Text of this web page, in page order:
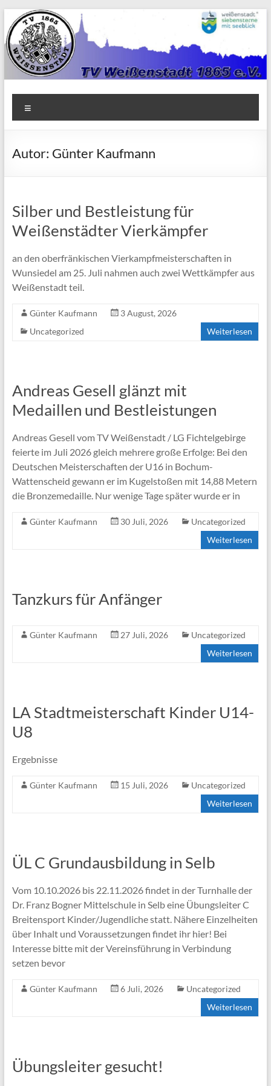
Zum
Inhalt
springen
TV
1865
Weißenstadt
Autor: Günter Kaufmann
Silber und Bestleistung für
Weißenstädter Vierkämpfer
an den oberfränkischen Vierkampfmeisterschaften in
Wunsiedel am 25. Juli nahmen auch zwei Wettkämpfer aus
Weißenstadt teil.
Günter Kaufmann
3 August, 2026
Uncategorized
Weiterlesen
Andreas Gesell glänzt mit
Medaillen und Bestleistungen
Andreas Gesell vom TV Weißenstadt / LG Fichtelgebirge
feierte im Juli 2026 gleich mehrere große Erfolge: Bei den
Deutschen Meisterschaften der U16 in Bochum-
Wattenscheid gewann er im Kugelstoßen mit 14,88 Metern
die Bronzemedaille. Nur wenige Tage später wurde er in
Günter Kaufmann 30 Juli, 2026
Uncategorized
Weiterlesen
Tanzkurs für Anfänger
Günter Kaufmann 27 Juli, 2026
Uncategorized
Weiterlesen
LA Stadtmeisterschaft Kinder U14-
U8
Ergebnisse
Günter Kaufmann 15 Juli, 2026
Uncategorized
Weiterlesen
ÜL C Grundausbildung in Selb
Vom 10.10.2026 bis 22.11.2026 findet in der Turnhalle der
Dr. Franz Bogner Mittelschule in Selb eine Übungsleiter C
Breitensport Kinder/Jugendliche statt. Nähere Einzelheiten
über Inhalt und Voraussetzungen findet ihr hier! Bei
Interesse bitte mit der Vereinsführung in Verbindung
setzen bevor
Günter Kaufmann 6 Juli, 2026
Uncategorized
Weiterlesen
Übungsleiter gesucht!